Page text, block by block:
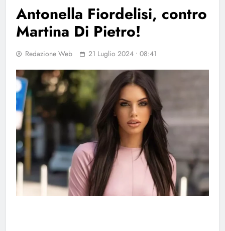
Antonella Fiordelisi, contro
Martina Di Pietro!
Redazione Web 21 Luglio 2024 • 08:41